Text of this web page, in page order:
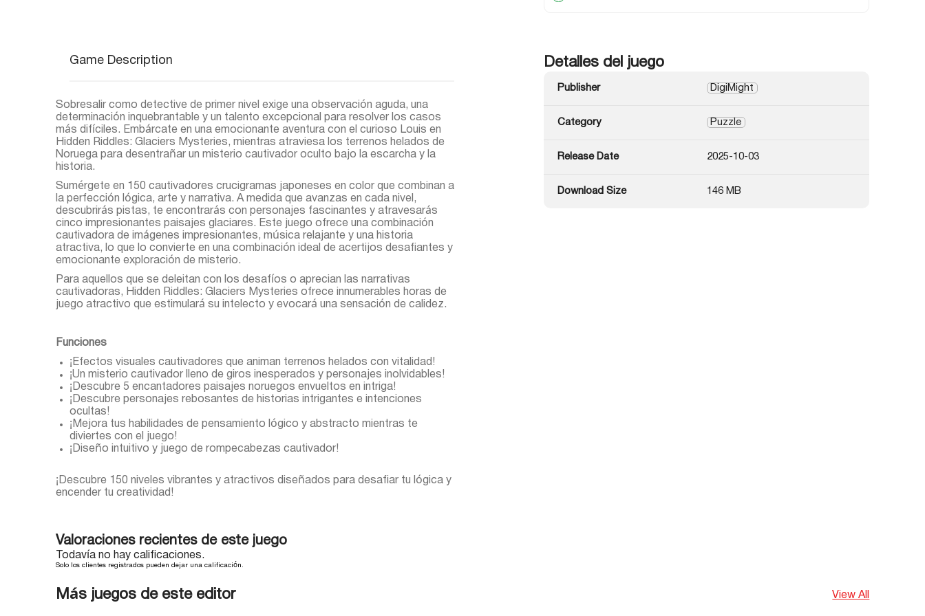
Game Description
Sobresalir como detective de primer nivel exige una observación aguda, una
determinación inquebrantable y un talento excepcional para resolver los casos
más difíciles. Embárcate en una emocionante aventura con el curioso Louis en
Hidden Riddles: Glaciers Mysteries, mientras atraviesa los terrenos helados de
Noruega para desentrañar un misterio cautivador oculto bajo la escarcha y la
historia.
Sumérgete en 150 cautivadores crucigramas japoneses en color que combinan a
la perfección lógica, arte y narrativa. A medida que avanzas en cada nivel,
descubrirás pistas, te encontrarás con personajes fascinantes y atravesarás
cinco impresionantes paisajes glaciares. Este juego ofrece una combinación
cautivadora de imágenes impresionantes, música relajante y una historia
atractiva, lo que lo convierte en una combinación ideal de acertijos desafiantes y
emocionante exploración de misterio.
Para aquellos que se deleitan con los desafíos o aprecian las narrativas
cautivadoras, Hidden Riddles: Glaciers Mysteries ofrece innumerables horas de
juego atractivo que estimulará su intelecto y evocará una sensación de calidez.
Funciones
¡Efectos visuales cautivadores que animan terrenos helados con vitalidad!
¡Un misterio cautivador lleno de giros inesperados y personajes inolvidables!
¡Descubre 5 encantadores paisajes noruegos envueltos en intriga!
¡Descubre personajes rebosantes de historias intrigantes e intenciones
ocultas!
¡Mejora tus habilidades de pensamiento lógico y abstracto mientras te
diviertes con el juego!
¡Diseño intuitivo y juego de rompecabezas cautivador!
¡Descubre 150 niveles vibrantes y atractivos diseñados para desafiar tu lógica y
encender tu creatividad!
Detalles del juego
Publisher DigiMight
Category Puzzle
Release Date 2025-10-03
Download Size 146 MB
Valoraciones recientes de este juego
Todavía no hay calificaciones.
Solo los clientes registrados pueden dejar una calificación.
Más juegos de este editor View All